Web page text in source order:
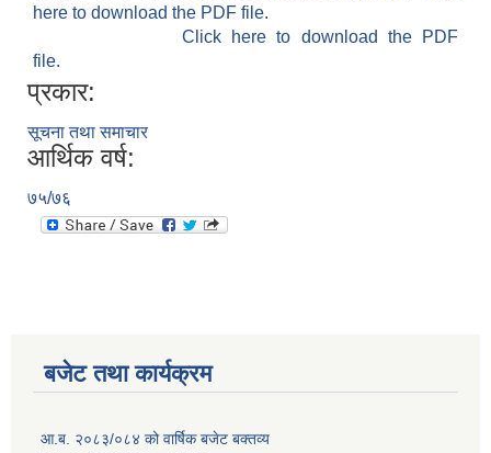
here to download the PDF file.
Click here to download the PDF
file.
प्रकार:
सूचना तथा समाचार
आर्थिक वर्ष:
७५/७६
बजेट तथा कार्यक्रम
आ.ब. २०८३/०८४ को वार्षिक बजेट बक्तव्य